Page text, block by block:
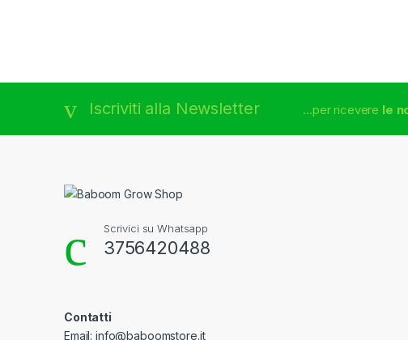
Iscriviti alla Newsletter ...per ricevere le
Scrivici su Whatsapp
3756420488
Contatti
Email: info@baboomstore.it